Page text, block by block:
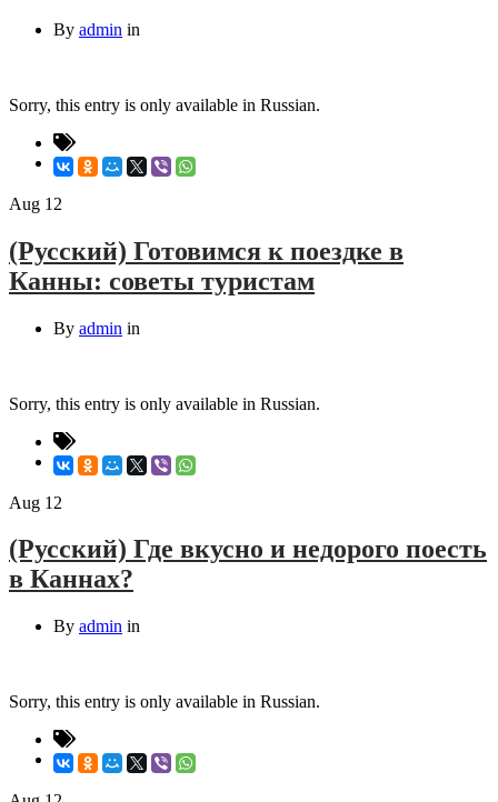
By admin in
Sorry, this entry is only available in Russian.
Aug 12
(Русский) Готовимся к поездке в
Канны: советы туристам
By admin in
Sorry, this entry is only available in Russian.
Aug 12
(Русский) Где вкусно и недорого поесть
в Каннах?
By admin in
Sorry, this entry is only available in Russian.